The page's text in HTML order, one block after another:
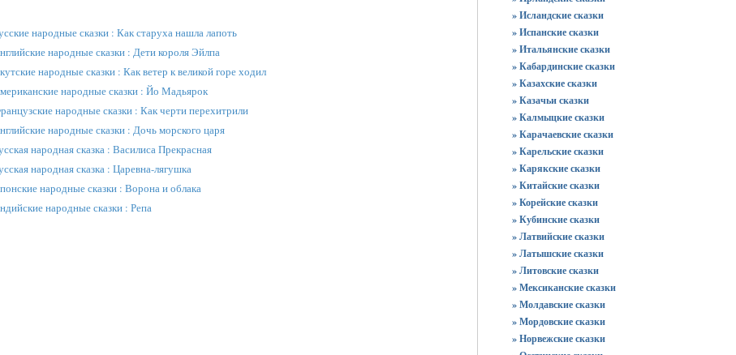
народные сказки : Как старуха нашла лапоть
народные сказки : Дети короля Эйлпа
народные сказки : Как ветер к великой горе ходил
народные сказки : Йо Мадьярок
народные сказки : Как черти перехитрили
народные сказки : Дочь морского царя
народная сказка : Василиса Прекрасная
народная сказка : Царевна-лягушка
народные сказки : Ворона и облака
народные сказки : Репа
» Исландские сказки
» Испанские сказки
» Итальянские сказки
» Кабардинские сказки
» Казахские сказки
» Казачьи сказки
» Калмыцкие сказки
» Карачаевские сказки
» Карельские сказки
» Карякские сказки
» Китайские сказки
» Корейские сказки
» Кубинские сказки
» Латвийские сказки
» Латышские сказки
» Литовские сказки
» Мексиканские сказки
» Молдавские сказки
» Мордовские сказки
» Норвежские сказки